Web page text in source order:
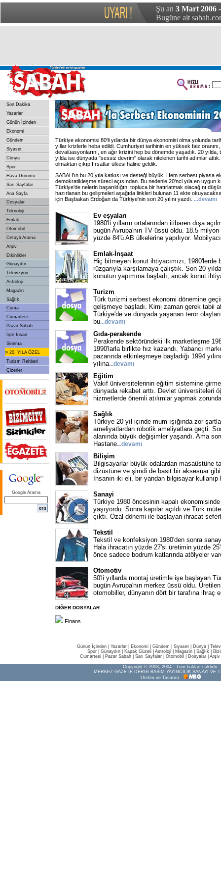
Şu an 3 Mart 2006
Bugüne ait
Son Dakika
Yazarlar
Günün İçinden
Ekonomi
Gündem
Siyaset
Dünya
Spor
Hava Durumu
Sarı Sayfalar
Ana Sayfa
Dosyalar
Teknoloji
Emlak
Otomobil
Detaylı Arama
Arşiv
Etkinlikler
Günaydın
Televizyon
Astroloji
Magazin
Sağlık
Cuma
Cumartesi
Pazar Sabah
İşte İnsan
Sinema
» 20. YILA ÖZEL
Turizm Rehberi
Çizerler
Google Arama
Türkiye ekonomisi 80'li yıllarda bir dünya ekonomisi olma yolunda
yıllar krizlerle heba edildi. Cumhuriyet tarihinin en yüksek faiz
devalüasyonlarını, en ağır krizini hep bu dönemde yaşadık. 20
yılda ise dünyada "sessiz devrim" olarak nitelenen tarihi adımlar
olmaktan çıkıp fırsatlar ülkesi haline geldik.
SABAH’ın bu 20 yıla katkısı ve desteği büyük. Hem serbest piyasa
demokratikleşme süreci açısından. Bu nedenle 20'nci yıla en uygun
Türkiye'de nelerin başarıldığını topluca bir hatırlatmak olacağını
hazırlanan bu gelişmeleri aşağıda linkleri bulunan 11 ekte
için Başbakan Erdoğan da Türkiye'nin son 20 yılını yazdı. ...devamı
Ev eşyaları
1980'li yılların ortalarından itibaren dışa
bugün Avrupa'nın TV üssü oldu. 18.5 milyon
yüzde 84'ü AB ülkelerine yapılıyor.
Emlak-İnşaat
Hiç bitmeyen konut ihtiyacımızı, 1980'lerde
rüzgarıyla karşılamaya çalıştık. Son 20
konutun yapımına başladı, ancak konut
Turizm
Türk turizmi serbest ekonomi dönemine
gelişmeye başladı. Kimi zaman gerek tabii
Türkiye'de ve dünyada yaşanan terör
bu...devamı
Gıda-perakende
Perakende sektöründeki ilk marketleşme
1990'larla birlikte hız kazandı. Yabancı
pazarında etkinleşmeye başladığı 1994
yılına...devamı
Eğitim
Vakıf üniversitelerinin eğitim sistemine
dünyada rekabet arttı. Devlet üniversiteleri
hizmetlerde önemli atılımlar yapmak zorunda
Sağlık
Türkiye 20 yıl içinde mum ışığında zor
ameliyatlardan robotik ameliyatlara geçti.
alanında büyük değişimler yaşandı. Ama
Hastane...devamı
Bilişim
Bilgisayarlar büyük odalardan masaüstüne
dizüstüne ve şimdi de basit bir aksesuar
İnsanın iki eli, bir yandan bilgisayar kullanıp
Sanayi
Türkiye 1980 öncesinin kapalı
yaşıyordu. Sonra kapılar açıldı ve Türk
çıktı. Özal dönemi ile başlayan ihracat
Tekstil
Tekstil ve konfeksiyon 1980'den sonra
Hala ihracatın yüzde 27'si üretimin yüzde
önce sadece bodrum katlarında atölyeler
Otomotiv
50'li yıllarda montaj üretimle işe başlayan
bugün Avrupa'nın merkez üssü oldu.
otomobiller, dünyanın dört bir tarafına ihraç
DİĞER DOSYALAR
Finans
Günün İçinden Yazarlar Ekonomi Gündem Siyaset Dünya |
Spor
Günaydın Kapak Güzeli Astroloji Magazin Sağlık
Cumartesi
Pazar Sabah Sarı Sayfalar Otomobil Dosyalar Arşiv
Copyright © 2003, 2004 - Tüm hakları saklıdır.
MERKEZ GAZETE DERGİ BASIM YAYINCILIK SANAYİ VE
Üretim ve Tasarım